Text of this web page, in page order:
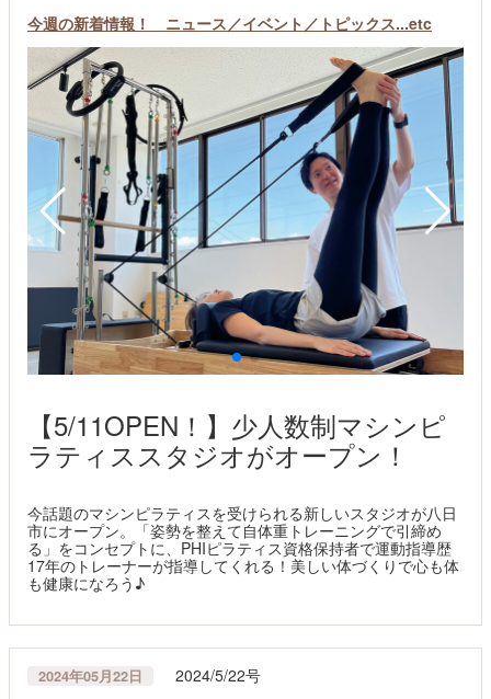
今週の新着情報！ ニュース／イベント／トピックス...etc
【5/11OPEN！】少人数制マシンピ
ラティススタジオがオープン！
今話題のマシンピラティスを受けられる新しいスタジオが八日
市にオープン。「姿勢を整えて自体重トレーニングで引締め
る」をコンセプトに、PHIピラティス資格保持者で運動指導歴
17年のトレーナーが指導してくれる！美しい体づくりで心も体
も健康になろう♪
2024年05月22日 2024/5/22号